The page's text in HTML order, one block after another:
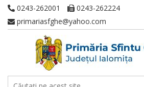
0243-262001
0243-262224
primariasfghe@yahoo.com